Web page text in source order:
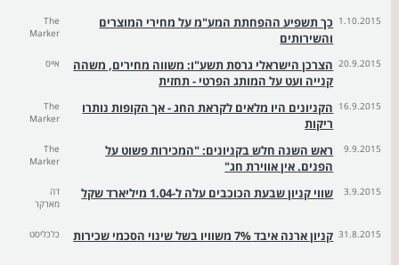
1.10.2015 כך תשפיע ההפחתת המע"מ על מחירי המוצרים
והשירותים
The
Marker
20.9.2015 הצרכן הישראלי גרסת תשע"ו: משווה מחירים, משהה
קנייה ועט על המותג הפרטי - תחזית
אייס
16.9.2015 הקניונים היו מלאים לקראת החג - אך הקופות נותרו
ריקות
The
Marker
9.9.2015
ראש השנה חלש בקניונים: "המכירות פשוט על
הפנים. אין אווירת חג"
The
Marker
3.9.2015 שווי קניון שבעת הכוכבים עלה ל-1.04 מיליארד שקל
דה
מארקר
31.8.2015 קניון ארנה איבד 7% משוויו בשל שינוי הסכמי שכירות כלכליסט